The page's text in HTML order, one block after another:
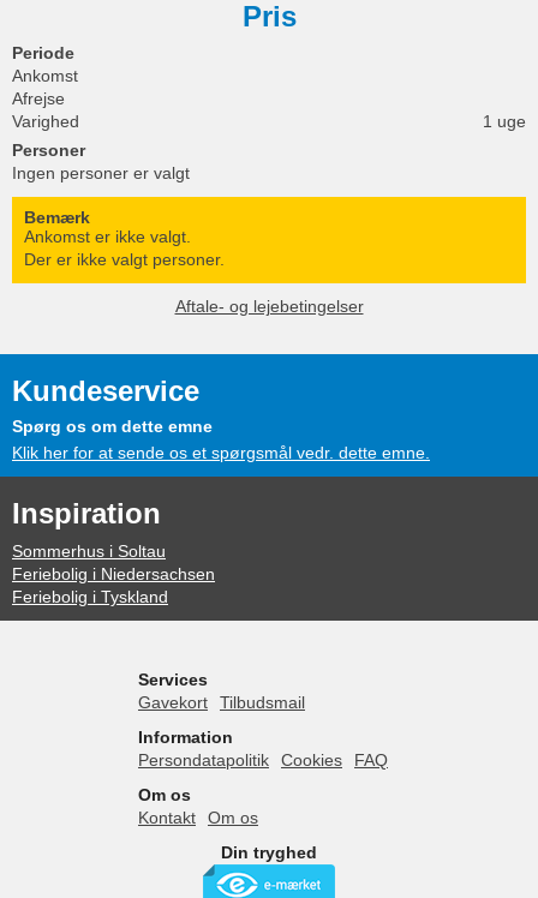
Pris
Periode
Ankomst
Afrejse
Varighed
1 uge
Personer
Ingen personer er valgt
Bemærk
Ankomst er ikke valgt.
Der er ikke valgt personer.
Aftale- og lejebetingelser
Kundeservice
Spørg os om dette emne
Klik her for at sende os et spørgsmål vedr. dette emne.
Inspiration
Sommerhus i Soltau
Feriebolig i Niedersachsen
Feriebolig i Tyskland
Services
Gavekort
Tilbudsmail
Information
Persondatapolitik
Cookies
FAQ
Om os
Kontakt
Om os
Din tryghed